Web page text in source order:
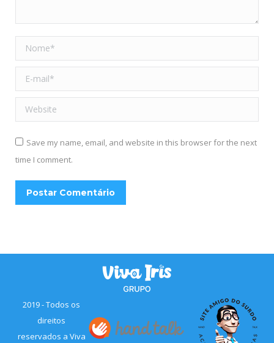
Nome *
E-mail *
Website
Save my name, email, and website in this browser for the next
time I comment.
Postar Comentário
2019 - Todos os
direitos
reservados a Viva